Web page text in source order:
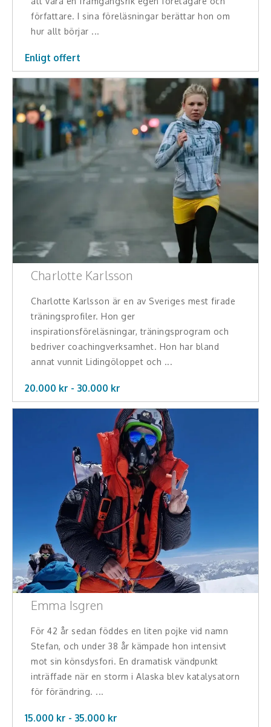
författare. I sina föreläsningar berättar hon om
hur allt börjar ...
Enligt offert
Charlotte Karlsson
Charlotte Karlsson är en av Sveriges mest firade
träningsprofiler. Hon ger
inspirationsföreläsningar, träningsprogram och
bedriver coachingverksamhet. Hon har bland
annat vunnit Lidingöloppet och ...
20.000 kr - 30.000 kr
Emma Isgren
För 42 år sedan föddes en liten pojke vid namn
Stefan, och under 38 år kämpade hon intensivt
mot sin könsdysfori. En dramatisk vändpunkt
inträffade när en storm i Alaska blev katalysatorn
för förändring. ...
15.000 kr - 35.000 kr